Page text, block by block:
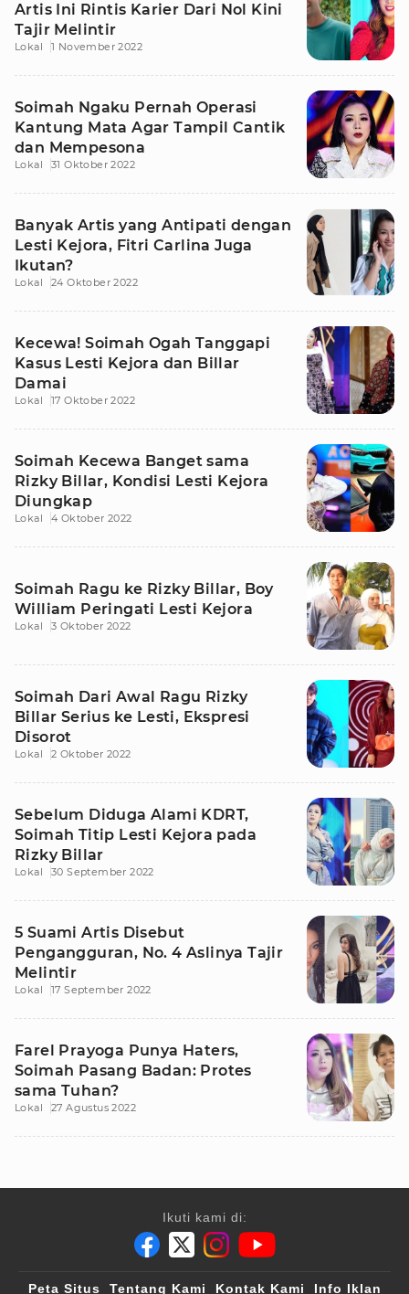
Artis Ini Rintis Karier Dari Nol Kini
Tajir Melintir
Lokal 1 November 2022
Soimah Ngaku Pernah Operasi
Kantung Mata Agar Tampil Cantik
dan Mempesona
Lokal 31 Oktober 2022
Banyak Artis yang Antipati dengan
Lesti Kejora, Fitri Carlina Juga
Ikutan?
Lokal 24 Oktober 2022
Kecewa! Soimah Ogah Tanggapi
Kasus Lesti Kejora dan Billar
Damai
Lokal 17 Oktober 2022
Soimah Kecewa Banget sama
Rizky Billar, Kondisi Lesti Kejora
Diungkap
Lokal 4 Oktober 2022
Soimah Ragu ke Rizky Billar, Boy
William Peringati Lesti Kejora
Lokal 3 Oktober 2022
Soimah Dari Awal Ragu Rizky
Billar Serius ke Lesti, Ekspresi
Disorot
Lokal 2 Oktober 2022
Sebelum Diduga Alami KDRT,
Soimah Titip Lesti Kejora pada
Rizky Billar
Lokal 30 September 2022
5 Suami Artis Disebut
Pengangguran, No. 4 Aslinya Tajir
Melintir
Lokal 17 September 2022
Farel Prayoga Punya Haters,
Soimah Pasang Badan: Protes
sama Tuhan?
Lokal 27 Agustus 2022
Ikuti kami di:
Peta Situs Tentang Kami Kontak Kami Info Iklan